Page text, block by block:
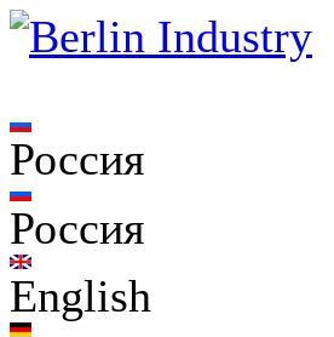
Россия
Россия
English